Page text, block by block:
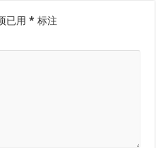
已用* 标注